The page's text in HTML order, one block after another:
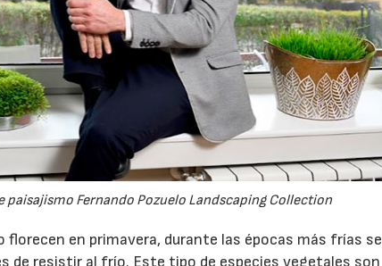
Fernando Pozuelo Landscaping Collection
florecen en primavera, durante las épocas más frías se